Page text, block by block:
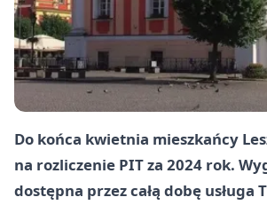
Do końca kwietnia mieszkańcy
na rozliczenie PIT za 2024 rok.
dostępna przez całą dobę usługa